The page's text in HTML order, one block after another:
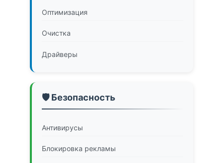
Оптимизация
Очистка
Драйверы
🛡️ Безопасность
Антивирусы
Блокировка рекламы